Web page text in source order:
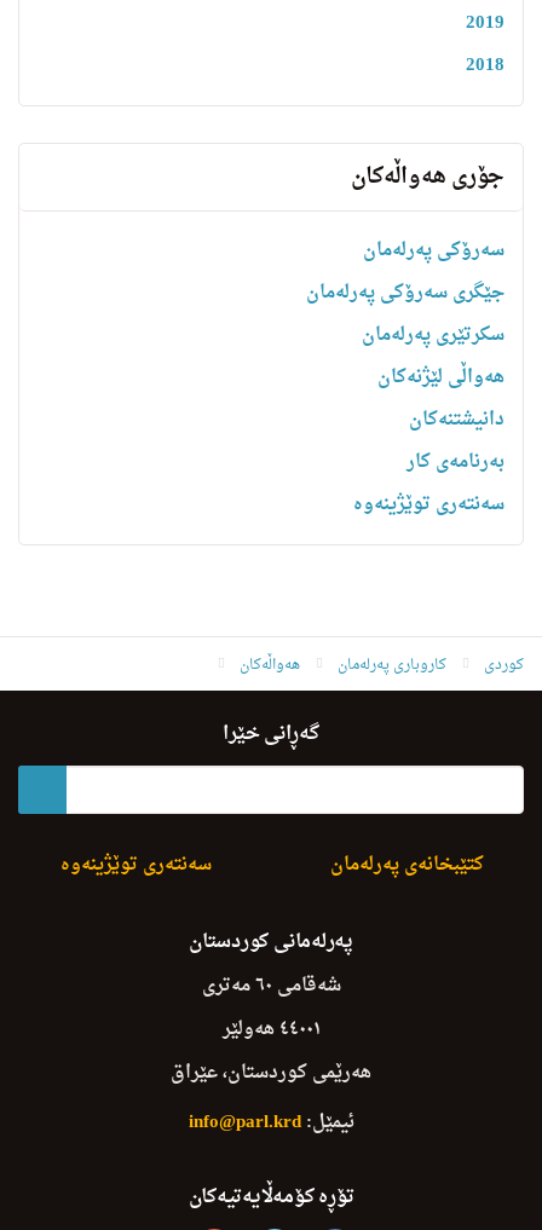
2019
2018
جۆری هەواڵەکان
سەرۆکی پەرلەمان
جێگری سەرۆکی پەرلەمان
سکرتێری پەرلەمان
هه‌واڵى لێژنه‌كان
دانیشتنه‌کان
بەرنامەی کار
سەنتەری توێژینەوە
کوردی کاروباری پەرلەمان هەواڵەکان
S.P.K. Peshwazye La K.G.K. Hind La Harem Krd
گەڕانی خێرا
سەنتەری توێژینەوە کتێبخانەی پەرلەمان
پەرلەمانی کوردستان
شەقامی ٦٠ مەتری
٤٤٠٠١ هەولێر
هەرێمی کوردستان، عێراق
ئیمێل:info@parl.krd
تۆڕە کۆمەڵایەتیەکان